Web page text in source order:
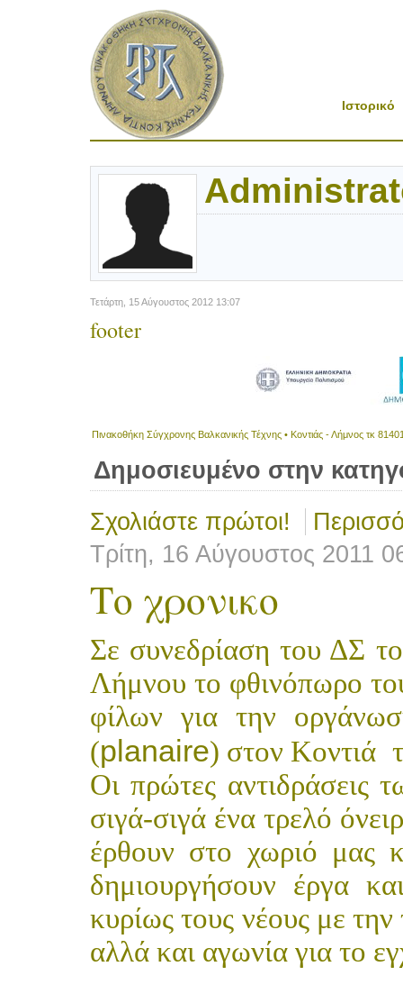
Ιστορικό
Τετάρτη, 15 Αύγουστος 2012 13:07
footer
Πινακοθήκη Σύγχρονης Βαλκανικής Τέχνης • Κοντιάς - Λήμνος τκ
Δημοσιευμένο στην
Σχολιάστε πρώτοι!
Τρίτη, 16 Αύγουστος 2011
Το χρονικο
Σε συνεδρίαση του ΔΣ
Λήμνου το φθινόπωρο
φίλων για την
(planaire) στον Κοντιά
Οι πρώτες αντιδράσεις
σιγά-σιγά ένα τρελό
έρθουν στο χωριό μας
δημιουργήσουν έργα
κυρίως τους νέους με την
αλλά και αγωνία για το